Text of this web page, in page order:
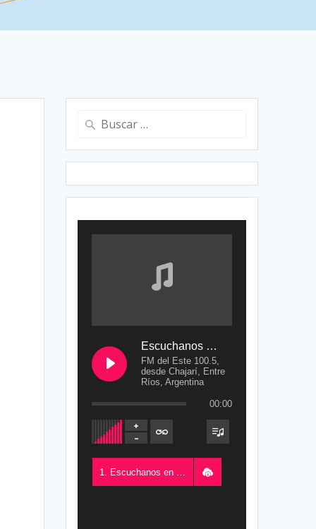
Buscar:
Escuchanos en Vivo
FM del Este 100.5,
desde Chajarí, Entre
Ríos, Argentina
00:00
1. Escuchanos en Vivo - FM del Este 100.5, desde Chajarí, Entre Ríos, Argentina